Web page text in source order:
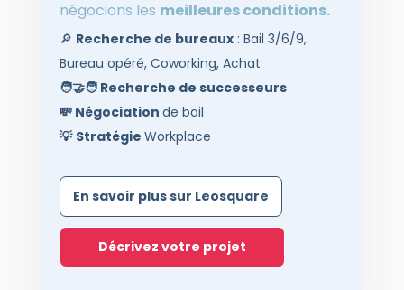
négocions les meilleures conditions.
🔎 Recherche de bureaux: Bail 3/6/9,
Bureau opéré, Coworking, Achat
🧑‍🤝‍🧑 Recherche de successeurs
💸 Négociation de bail
💡 Stratégie Workplace
En savoir plus sur Leosquare
Décrivez votre projet